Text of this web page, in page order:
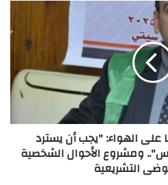
على الهواء: "يجب أن يسترد
ومشروع الأحوال الشخصية
التشريعية